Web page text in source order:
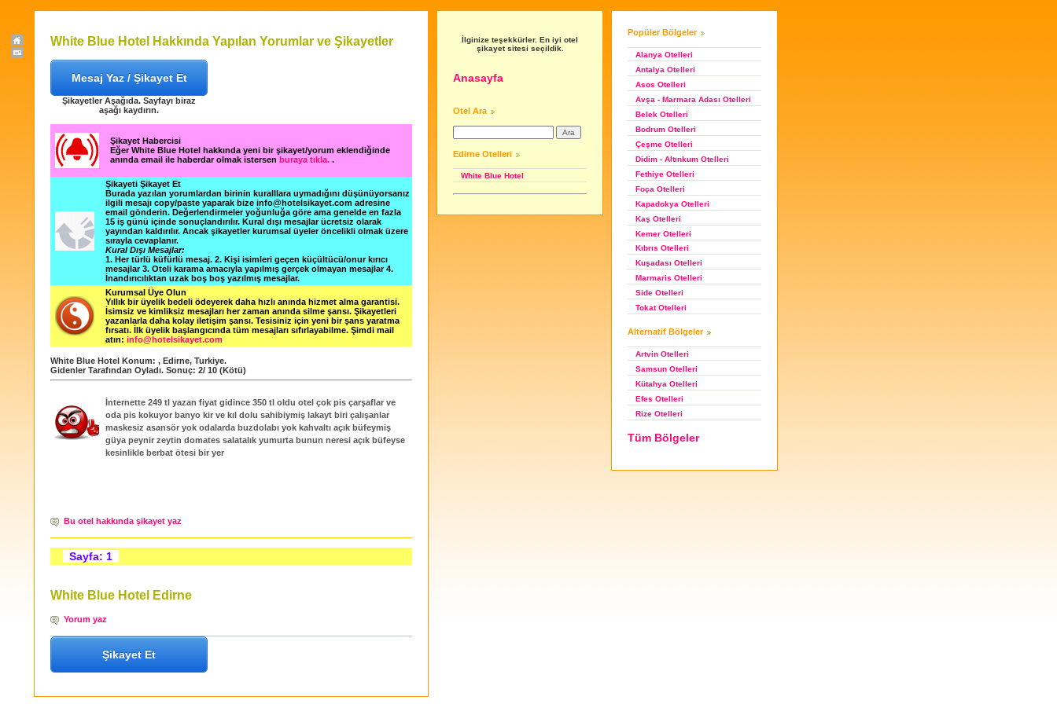
White Blue Hotel Hakkında Yapılan Yorumlar ve Şikayetler
Mesaj Yaz / Şikayet Et
Şikayetler Aşağıda. Sayfayı biraz
aşağı kaydırın.
Şikayet Habercisi
Eğer White Blue Hotel hakkında yeni bir şikayet/yorum eklendiğinde
anında email ile haberdar olmak istersen buraya tıkla. .
Şikayeti Şikayet Et
Burada yazılan yorumlardan birinin kuralllara uymadığını düşünüyorsanız
ilgili mesajı copy/paste yaparak bize info@hotelsikayet.com adresine
email gönderin. Değerlendirmeler yoğunluğa göre ama genelde en fazla
15 iş günü içinde sonuçlandırılır. Kural dışı mesajlar ücretsiz olarak
yayından kaldırılır. Ancak şikayetler kurumsal üyeler öncelikli olmak üzere
sırayla cevaplanır.
Kural Dışı Mesajlar:
1. Her türlü küfürlü mesaj. 2. Kişi isimleri geçen küçültücü/onur kırıcı
mesajlar 3. Oteli karama amacıyla yapılmış gerçek olmayan mesajlar 4.
İnandırıcılıktan uzak boş boş yazılmış mesajlar.
Kurumsal Üye Olun
Yıllık bir üyelik bedeli ödeyerek daha hızlı anında hizmet alma garantisi.
İsimsiz ve kimliksiz mesajları her zaman anında silme şansı. Şikayetleri
yazanlarla daha kolay iletişim şansı. Tesisiniz için yeni bir şans yaratma
fırsatı. İlk üyelik başlangıcında tüm mesajları sıfırlayabilme. Şimdi mail
atın: info@hotelsikayet.com
White Blue Hotel Konum: , Edirne, Turkiye.
Gidenler Tarafından Oyladı. Sonuç: 2/ 10 (Kötü)
İnternette 249 tl yazan fiyat gidince 350 tl oldu otel çok pis çarşaflar ve
oda pis kokuyor banyo kir ve kıl dolu sahibiymiş lakayt biri çalışanlar
maskesiz asansör yok odalarda buzdolabı yok kahvaltı açık büfeymiş
güya peynir zeytin domates salatalık yumurta bunun neresi açık büfeyse
kesinlikle berbat ötesi bir yer
Bu otel hakkında şikayet yaz
Sayfa: 1
White Blue Hotel Edirne
Yorum yaz
Şikayet Et
İlginize teşekkürler. En iyi otel
şikayet sitesi seçildik.
Anasayfa
Otel Ara
Edirne Otelleri
White Blue Hotel
Popüler Bölgeler
Alanya Otelleri
Antalya Otelleri
Asos Otelleri
Avşa - Marmara Adası Otelleri
Belek Otelleri
Bodrum Otelleri
Çeşme Otelleri
Didim - Altınkum Otelleri
Fethiye Otelleri
Foça Otelleri
Kapadokya Otelleri
Kaş Otelleri
Kemer Otelleri
Kıbrıs Otelleri
Kuşadası Otelleri
Marmaris Otelleri
Side Otelleri
Tokat Otelleri
Alternatif Bölgeler
Artvin Otelleri
Samsun Otelleri
Kütahya Otelleri
Efes Otelleri
Rize Otelleri
Tüm Bölgeler